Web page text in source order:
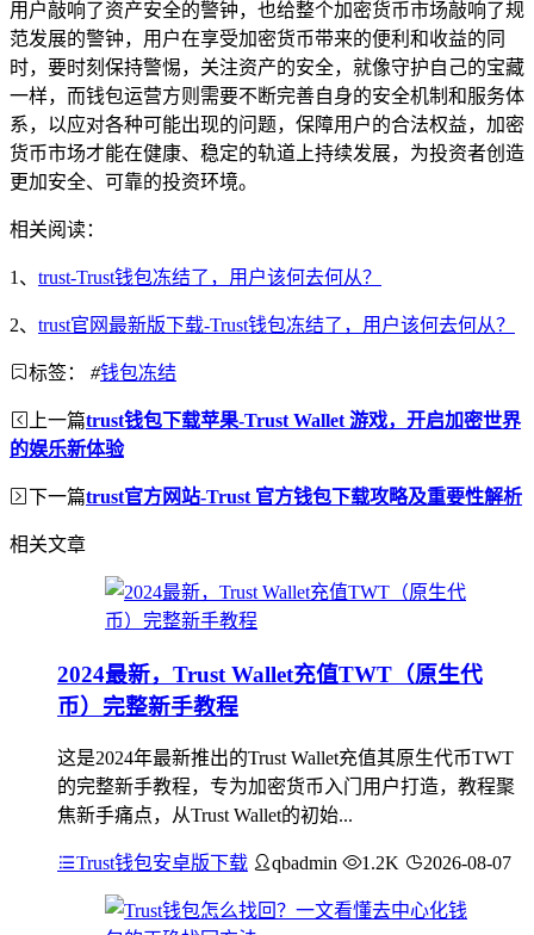
用户敲响了资产安全的警钟，也给整个加密货币市场敲响了规
范发展的警钟，用户在享受加密货币带来的便利和收益的同
时，要时刻保持警惕，关注资产的安全，就像守护自己的宝藏
一样，而钱包运营方则需要不断完善自身的安全机制和服务体
系，以应对各种可能出现的问题，保障用户的合法权益，加密
货币市场才能在健康、稳定的轨道上持续发展，为投资者创造
更加安全、可靠的投资环境。
相关阅读：
1、 trust-Trust钱包冻结了，用户该何去何从？
2、 trust官网最新版下载-Trust钱包冻结了，用户该何去何从？
标签： #钱包冻结
上一篇trust钱包下载苹果-Trust Wallet 游戏，开启加密世界
的娱乐新体验
下一篇trust官方网站-Trust 官方钱包下载攻略及重要性解析
相关文章
2024最新，Trust Wallet充值TWT（原生代
币）完整新手教程
这是2024年最新推出的Trust Wallet充值其原生代币TWT
的完整新手教程，专为加密货币入门用户打造，教程聚
焦新手痛点，从Trust Wallet的初始...
Trust钱包安卓版下载 qbadmin 1.2K 2026-08-07